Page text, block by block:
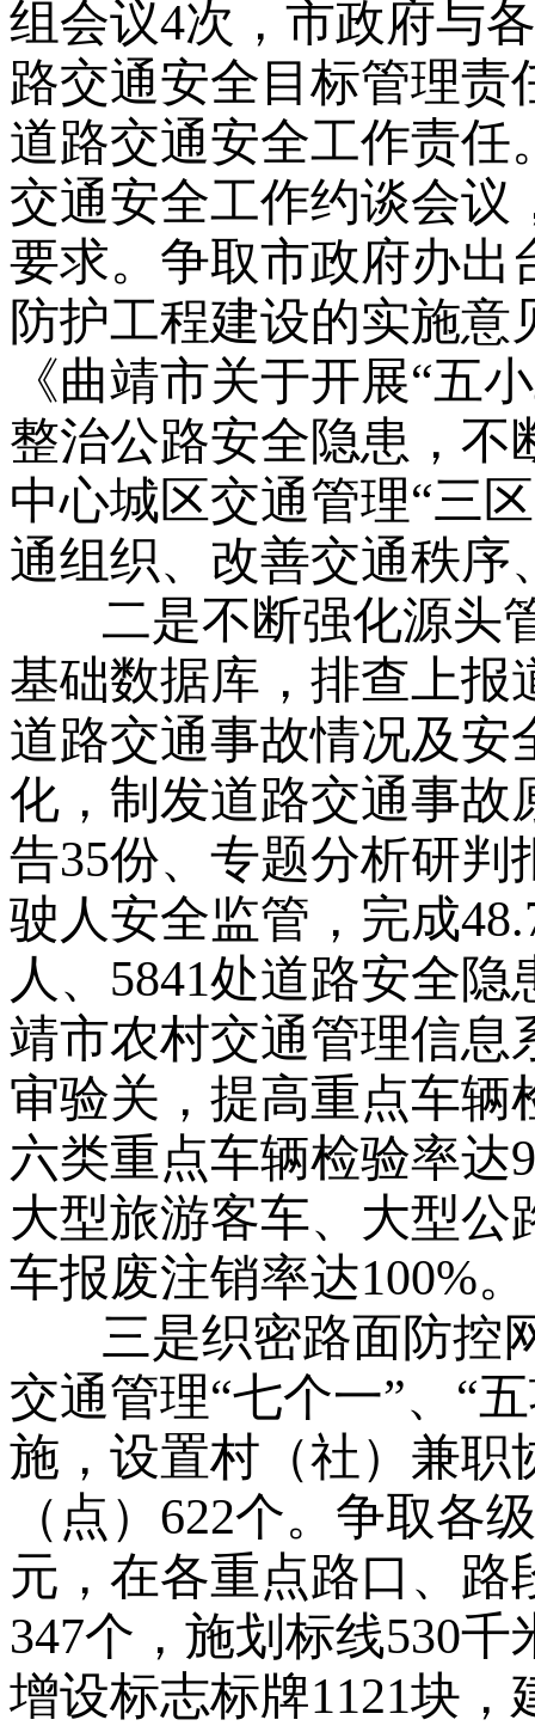
组会议4次，市政府与
路交通安全目标管理
道路交通安全工作责任
交通安全工作约谈会议
要求。争取市政府办出
防护工程建设的实施
《曲靖市关于开展“五
整治公路安全隐患，不
中心城区交通管理“三
通组织、改善交通秩序
二是不断强化源头
基础数据库，排查上报
道路交通事故情况及安
化，制发道路交通事故
告35份、专题分析研
驶人安全监管，完成
人、5841处道路安全
靖市农村交通管理信息
审验关，提高重点车辆
六类重点车辆检验率达
大型旅游客车、大型公
车报废注销率达100%。
三是织密路面防控
交通管理“七个一”、“
施，设置村（社）兼职
（点）622个。争取各
元，在各重点路口、
347个，施划标线530
增设标志标牌1121块